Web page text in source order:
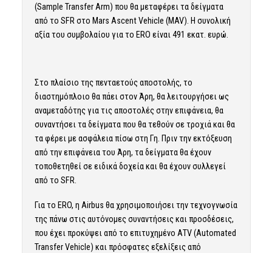
(Sample Transfer Arm) που θα μεταφέρει τα δείγματα
από το SFR στο Mars Ascent Vehicle (MAV). Η συνολική
αξία του συμβολαίου για το ERO είναι 491 εκατ. ευρώ.
Στο πλαίσιο της πενταετούς αποστολής, το
διαστημόπλοιο θα πάει στον Άρη, θα λειτουργήσει ως
αναμεταδότης για τις αποστολές στην επιφάνεια, θα
συναντήσει τα δείγματα που θα τεθούν σε τροχιά και θα
τα φέρει με ασφάλεια πίσω στη Γη. Πριν την εκτόξευση
από την επιφάνεια του Άρη, τα δείγματα θα έχουν
τοποθετηθεί σε ειδικά δοχεία και θα έχουν συλλεγεί
από το SFR.
Για το ERO, η Airbus θα χρησιμοποιήσει την τεχνογνωσία
της πάνω στις αυτόνομες συναντήσεις και προσδέσεις,
που έχει προκύψει από το επιτυχημένο ΑΤV (Automated
Transfer Vehicle) και πρόσφατες εξελίξεις από